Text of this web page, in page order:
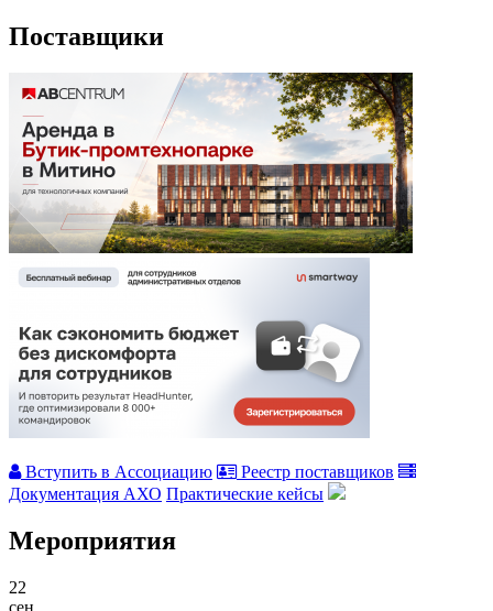
Поставщики
Вступить в Ассоциацию
Реестр поставщиков
Документация АХО Практические кейсы
Мероприятия
22